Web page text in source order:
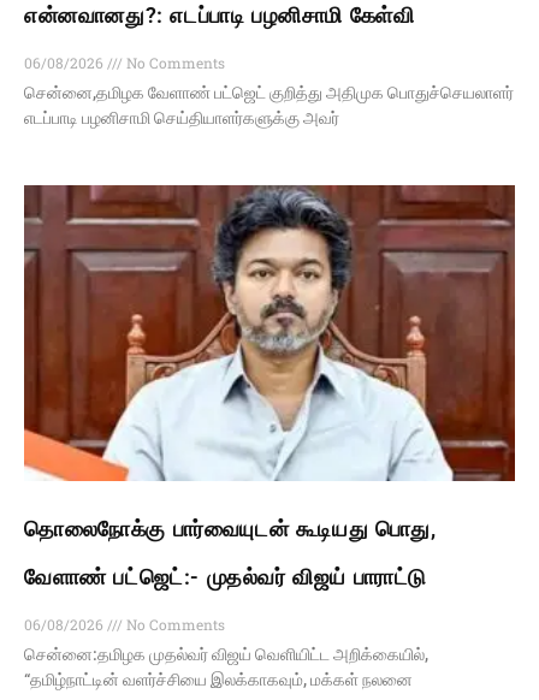
என்னவானது?: எடப்பாடி பழனிசாமி கேள்வி
06/08/2026
No Comments
சென்னை,தமிழக வேளாண் பட்ஜெட் குறித்து அதிமுக பொதுச்செயலாளர்
எடப்பாடி பழனிசாமி செய்தியாளர்களுக்கு அவர்
தொலைநோக்கு பார்வையுடன் கூடியது பொது,
வேளாண் பட்ஜெட்:- முதல்வர் விஜய் பாராட்டு
06/08/2026
No Comments
சென்னை:தமிழக முதல்வர் விஜய் வெளியிட்ட அறிக்கையில்,
“தமிழ்நாட்டின் வளர்ச்சியை இலக்காகவும், மக்கள் நலனை